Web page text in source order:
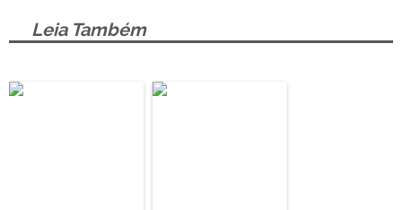
Leia Também